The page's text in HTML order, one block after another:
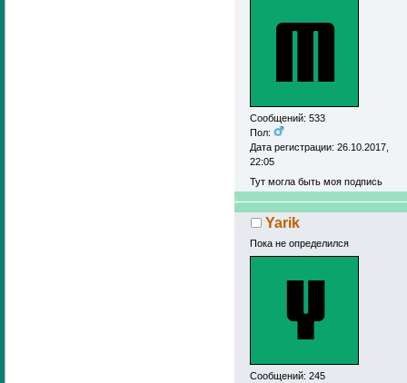
Сообщений: 533
Пол:
Дата регистрации: 26.10.2017,
22:05
Тут могла быть моя подпись
Yarik
Пока не определился
Сообщений: 245